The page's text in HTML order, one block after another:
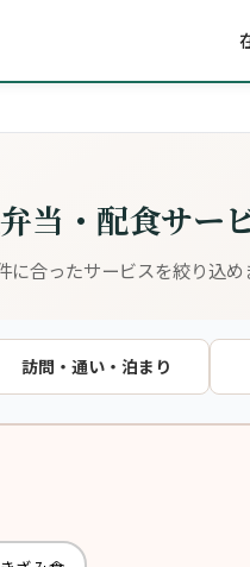
当・配食サー
合ったサービスを絞り込め
訪問・通い・泊まり